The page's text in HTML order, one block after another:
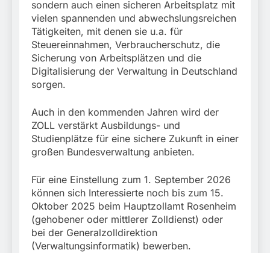
sondern auch einen sicheren Arbeitsplatz mit
vielen spannenden und abwechslungsreichen
Tätigkeiten, mit denen sie u.a. für
Steuereinnahmen, Verbraucherschutz, die
Sicherung von Arbeitsplätzen und die
Digitalisierung der Verwaltung in Deutschland
sorgen.
Auch in den kommenden Jahren wird der
ZOLL verstärkt Ausbildungs- und
Studienplätze für eine sichere Zukunft in einer
großen Bundesverwaltung anbieten.
Für eine Einstellung zum 1. September 2026
können sich Interessierte noch bis zum 15.
Oktober 2025 beim Hauptzollamt Rosenheim
(gehobener oder mittlerer Zolldienst) oder
bei der Generalzolldirektion
(Verwaltungsinformatik) bewerben.